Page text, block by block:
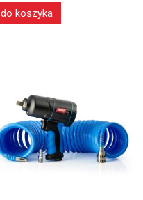
do koszyka